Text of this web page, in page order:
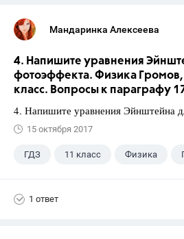
Мандаринка Алексеева
4. Напишите уравнения
фотоэффекта. Физика
класс. Вопросы к параграфу
4. Напишите уравнения Эйнштейна
15 октября 2017
ГДЗ 11 класс Физика
1 ответ